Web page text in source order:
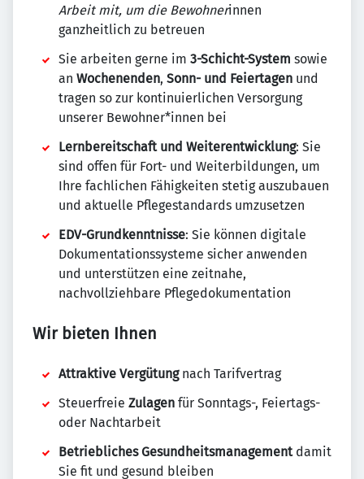
Arbeit mit, um die Bewohnerinnen
ganzheitlich zu betreuen
Sie arbeiten gerne im 3-Schicht-System sowie
an Wochenenden, Sonn- und Feiertagen und
tragen so zur kontinuierlichen Versorgung
unserer Bewohner*innen bei
Lernbereitschaft und Weiterentwicklung: Sie
sind offen für Fort- und Weiterbildungen, um
Ihre fachlichen Fähigkeiten stetig auszubauen
und aktuelle Pflegestandards umzusetzen
EDV-Grundkenntnisse: Sie können digitale
Dokumentationssysteme sicher anwenden
und unterstützen eine zeitnahe,
nachvollziehbare Pflegedokumentation
Wir bieten Ihnen
Attraktive Vergütungnach Tarifvertrag
Steuerfreie Zulagen für Sonntags-, Feiertags-
oder Nachtarbeit
Betriebliches Gesundheitsmanagementdamit
Sie fit und gesund bleiben